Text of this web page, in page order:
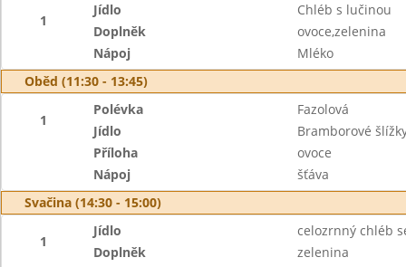
1
Jídlo
Chléb s lučinou
Doplněk
ovoce,zelenina
Nápoj
Mléko
Oběd (11:30 - 13:45)
1
Polévka
Fazolová
Jídlo
Bramborové
Příloha
ovoce
Nápoj
šťáva
Svačina (14:30 - 15:00)
1
Jídlo
celozrnný chléb
Doplněk
zelenina